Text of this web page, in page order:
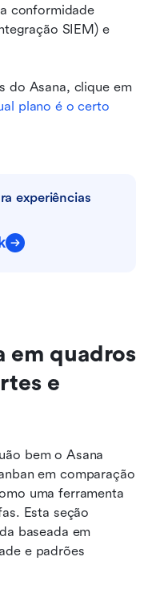
conformidade
SIEM) e
Para saber mais sobre os preços do Asana, clique em
plano é o certo
experiências
em quadros
e
bem o Asana
em comparação
uma ferramenta
Esta seção
baseada em
e padrões